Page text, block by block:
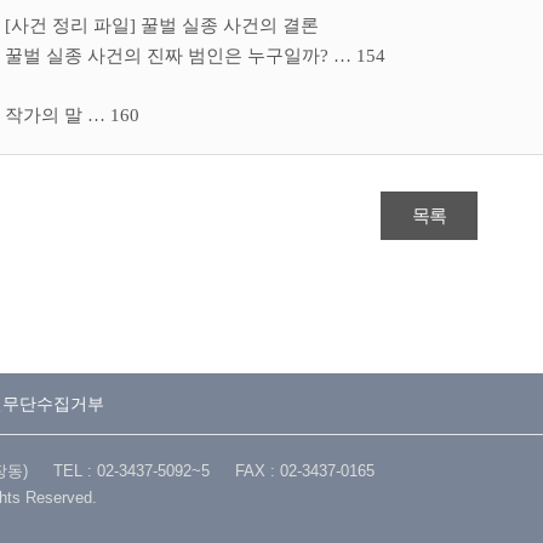
[사건 정리 파일] 꿀벌 실종 사건의 결론
꿀벌 실종 사건의 진짜 범인은 누구일까? … 154
작가의 말 … 160
목록
단수집거부
동) TEL : 02-3437-5092~5 FAX : 02-3437-0165
Reserved.